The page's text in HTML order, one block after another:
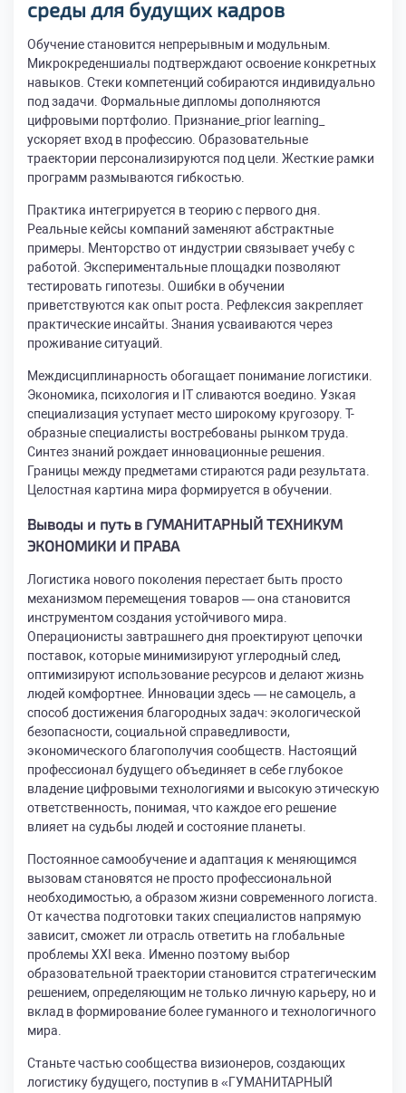
среды для будущих кадров
Обучение становится непрерывным и модульным.
Микрокреденшиалы подтверждают освоение конкретных
навыков. Стеки компетенций собираются индивидуально
под задачи. Формальные дипломы дополняются
цифровыми портфолио. Признание_prior learning_
ускоряет вход в профессию. Образовательные
траектории персонализируются под цели. Жесткие рамки
программ размываются гибкостью.
Практика интегрируется в теорию с первого дня.
Реальные кейсы компаний заменяют абстрактные
примеры. Менторство от индустрии связывает учебу с
работой. Экспериментальные площадки позволяют
тестировать гипотезы. Ошибки в обучении
приветствуются как опыт роста. Рефлексия закрепляет
практические инсайты. Знания усваиваются через
проживание ситуаций.
Междисциплинарность обогащает понимание логистики.
Экономика, психология и IT сливаются воедино. Узкая
специализация уступает место широкому кругозору. Т-
образные специалисты востребованы рынком труда.
Синтез знаний рождает инновационные решения.
Границы между предметами стираются ради результата.
Целостная картина мира формируется в обучении.
Выводы и путь в ГУМАНИТАРНЫЙ ТЕХНИКУМ
ЭКОНОМИКИ И ПРАВА
Логистика нового поколения перестает быть просто
механизмом перемещения товаров — она становится
инструментом создания устойчивого мира.
Операционисты завтрашнего дня проектируют цепочки
поставок, которые минимизируют углеродный след,
оптимизируют использование ресурсов и делают жизнь
людей комфортнее. Инновации здесь — не самоцель, а
способ достижения благородных задач: экологической
безопасности, социальной справедливости,
экономического благополучия сообществ. Настоящий
профессионал будущего объединяет в себе глубокое
владение цифровыми технологиями и высокую этическую
ответственность, понимая, что каждое его решение
влияет на судьбы людей и состояние планеты.
Постоянное самообучение и адаптация к меняющимся
вызовам становятся не просто профессиональной
необходимостью, а образом жизни современного логиста.
От качества подготовки таких специалистов напрямую
зависит, сможет ли отрасль ответить на глобальные
проблемы XXI века. Именно поэтому выбор
образовательной траектории становится стратегическим
решением, определяющим не только личную карьеру, но и
вклад в формирование более гуманного и технологичного
мира.
Станьте частью сообщества визионеров, создающих
логистику будущего, поступив в «ГУМАНИТАРНЫЙ